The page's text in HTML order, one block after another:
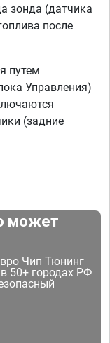
зонда (датчика
после
путем
Управления)
(задние
может
Чип Тюнинг
50+ городах РФ